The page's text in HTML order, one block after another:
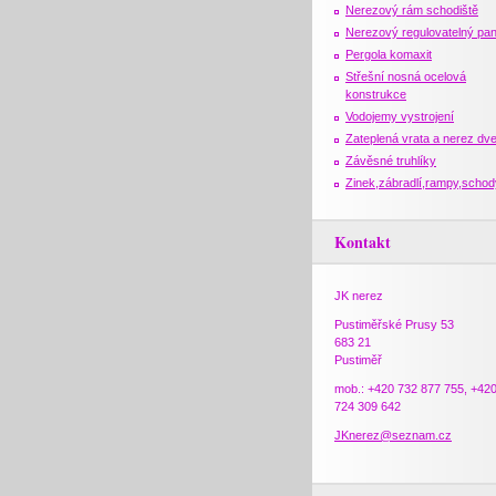
Nerezový rám schodiště
Nerezový regulovatelný
Pergola komaxit
Střešní nosná ocelová
konstrukce
Vodojemy vystrojení
Zateplená vrata a nerez
Závěsné truhlíky
Kontakt
JK nerez
Pustiměřské Prusy 53
683 21
Pustiměř
mob.: +420 732 877 755, +420
724 309 642
JKnerez@seznam.cz